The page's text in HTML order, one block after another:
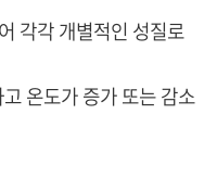
각각 개별적인 성질로
온도가 증가 또는 감소